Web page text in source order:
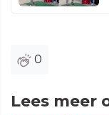
0
Lees meer